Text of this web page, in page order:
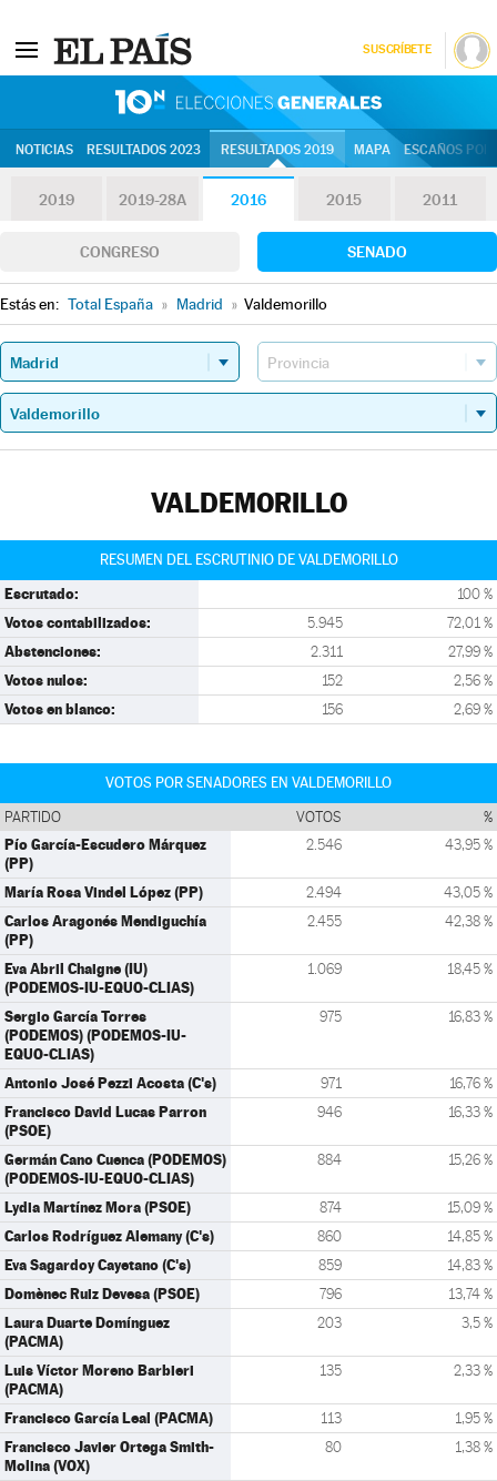
SUSCRÍBETE
NOTICIAS RESULTADOS 2023 RESULTADOS 2019 MAPA ESCAÑOS
2019 2019-28A 2016 2015 2011
CONGRESO SENADO
Estás en: Total España » Madrid » Valdemorillo
VALDEMORILLO
RESUMEN DEL ESCRUTINIO DE VALDEMORILLO
Escrutado: 100 %
Votos contabilizados: 5.945 72,01 %
Abstenciones: 2.311 27,99 %
Votos nulos: 152 2,56 %
Votos en blanco: 156 2,69 %
VOTOS POR SENADORES EN VALDEMORILLO
PARTIDO VOTOS %
Pío García-Escudero Márquez
(PP)
2.546 43,95 %
María Rosa Vindel López (PP) 2.494 43,05 %
Carlos Aragonés Mendiguchía
(PP)
2.455 42,38 %
Eva Abril Chaigne (IU)
(PODEMOS-IU-EQUO-CLIAS)
1.069 18,45 %
Sergio García Torres
(PODEMOS) (PODEMOS-IU-
EQUO-CLIAS)
975 16,83 %
Antonio José Pezzi Acosta (C's) 971 16,76 %
Francisco David Lucas Parron
(PSOE)
946 16,33 %
Germán Cano Cuenca (PODEMOS)
(PODEMOS-IU-EQUO-CLIAS)
884 15,26 %
Lydia Martínez Mora (PSOE) 874 15,09 %
Carlos Rodríguez Alemany (C's) 860 14,85 %
Eva Sagardoy Cayetano (C's) 859 14,83 %
Domènec Ruiz Devesa (PSOE) 796 13,74 %
Laura Duarte Domínguez
(PACMA)
203 3,5 %
Luis Víctor Moreno Barbieri
(PACMA)
135 2,33 %
Francisco García Leal (PACMA) 113 1,95 %
Francisco Javier Ortega Smith-
Molina (VOX)
80 1,38 %